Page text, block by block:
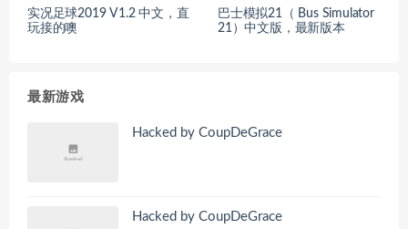
实况足球2019 V1.2 中文，直
玩接的噢
巴士模拟21（ Bus Simulator
21）中文版，最新版本
最新游戏
Hacked by CoupDeGrace
Hacked by CoupDeGrace